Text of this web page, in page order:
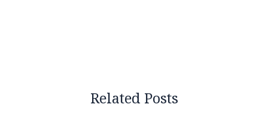
Related Posts